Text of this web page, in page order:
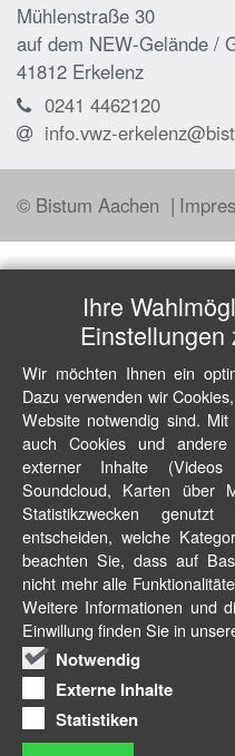
Mühlenstraße 30
auf dem NEW-Gelände /
41812 Erkelenz
0241 4462120
info.vwz-
© Bistum Aachen
Ihre
Wir möchten Ihnen ein
Dazu verwenden wir
Website notwendig sind.
auch Cookies und
externer Inhalte
Soundcloud, Karten über
Statistikzwecken
entscheiden, welche
beachten Sie, dass auf
nicht mehr alle
Weitere Informationen und
Einwillung finden Sie in
Notwendig
Externe Inhalte
Statistiken